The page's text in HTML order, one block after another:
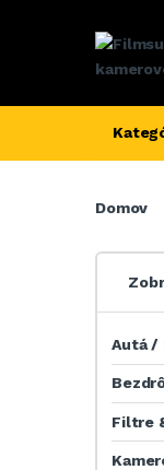
Domov
Autá /
Filtre